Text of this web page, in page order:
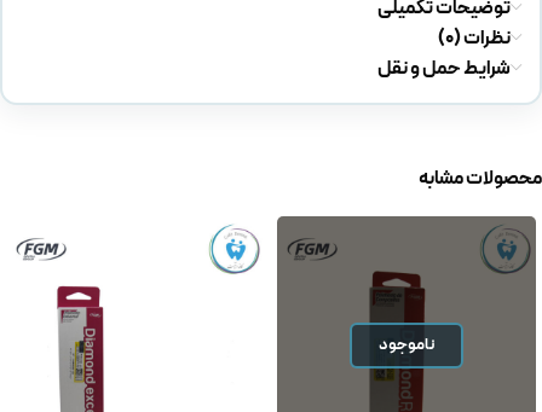
توضیحات تکمیلی
نظرات (0)
شرایط حمل و نقل
محصولات مشابه
ناموجود